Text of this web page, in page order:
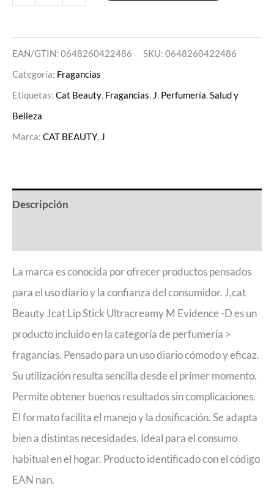
EAN/GTIN: 0648260422486 SKU: 0648260422486
Categoría: Fragancias
Etiquetas: Cat Beauty, Fragancias, J, Perfumería,Salud y
Belleza
Marca: CAT BEAUTY, J
Descripción
La marca es conocida por ofrecer productos pensados
para el uso diario y la confianza del consumidor. J,cat
Beauty Jcat Lip Stick Ultracreamy M Evidence -D es un
producto incluido en la categoría de perfumería >
fragancias. Pensado para un uso diario cómodo y eficaz.
Su utilización resulta sencilla desde el primer momento.
Permite obtener buenos resultados sin complicaciones.
El formato facilita el manejo y la dosificación. Se adapta
bien a distintas necesidades. Ideal para el consumo
habitual en el hogar. Producto identificado con el código
EAN nan.